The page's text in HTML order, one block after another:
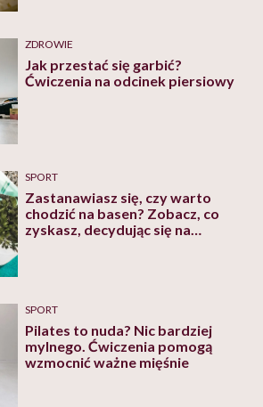
ZDROWIE
Jak przestać się garbić?
Ćwiczenia na odcinek piersiowy
SPORT
Zastanawiasz się, czy warto
chodzić na basen? Zobacz, co
zyskasz, decydując się na
SPORT
Pilates to nuda? Nic bardziej
mylnego. Ćwiczenia pomogą
wzmocnić ważne mięśnie